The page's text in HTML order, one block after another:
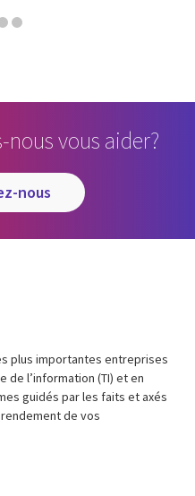
vous aider?
nous
plus importantes entreprises
l’information (TI) et en
guidés par les faits et axés
de vos